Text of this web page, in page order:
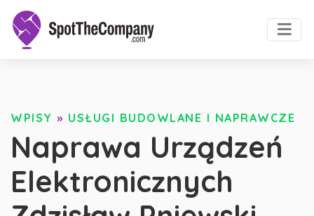
WPISY » USŁUGI BUDOWLANE I NAPRAWCZE
Naprawa Urządzeń
Elektronicznych